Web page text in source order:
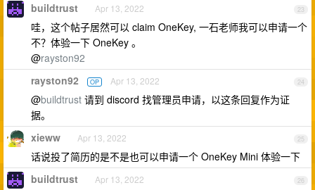
23
buildtrust Apr 13, 2022
哇，这个帖子居然可以 claim OneKey, 一石老师我可以申请一个
不？体验一下 OneKey 。
@rayston92
24
rayston92 OP Apr 13, 2022
@buildtrust 请到 discord 找管理员申请，以这条回复作为证
据。
25
xieww Apr 13, 2022
话说投了简历的是不是也可以申请一个 OneKey Mini 体验一下
26
buildtrust Apr 13, 2022